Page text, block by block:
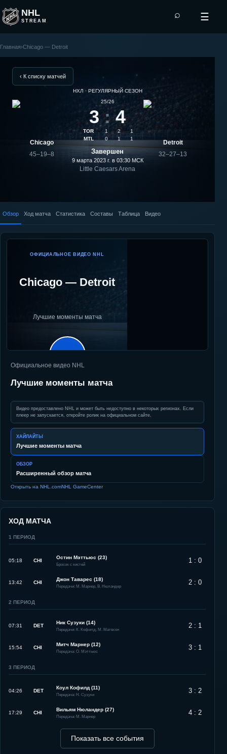
NHL
STREAM
⌕ ☰
Detroit
Chicago:
матча
Главная›Chicago — Detroit
‹ К списку матчей
Chicago
45–19–8
НХЛ · РЕГУЛЯРНЫЙ СЕЗОН
25/26
3 : 4
TOR 1 2
1
MTL
0 1 1
Завершен
9 марта 2023 г. в 03:30МСК
Little Caesars Arena
Detroit
32–27–13
Обзор Ход матча Статистика Составы Таблица Видео
ОФИЦИАЛЬНОЕ ВИДЕО NHL
Chicago — Detroit
Лучшие моменты матча
▶
Официальное видео NHL
Лучшие моменты матча
Видео предоставлено NHL и может быть недоступно в некоторых регионах. Если
плеер не запускается, откройте ролик на официальном сайте.
ХАЙЛАЙТЫ
Лучшие моменты матча
ОБЗОР
Расширенный обзор матча
Открыть на NHL.comNHL GameCenter
ХОД МАТЧА
1 ПЕРИОД
05:18 CHI
Остин Мэттьюс (23)
Бросок с кистей 1 : 0
13:42 CHI
Джон Таварес (18)
Передачи: М. Марнер, В. Нюландер 2 : 0
2 ПЕРИОД
07:31 DET
Ник Сузуки (14)
Передачи: К. Кофилд, М. Матесон 2 : 1
15:54 CHI
Митч Марнер (12)
Передача: О. Мэттьюс 3 : 1
3 ПЕРИОД
04:26 DET
Коул Кофилд (11)
Передача: Н. Сузуки 3 : 2
17:29 CHI
Вильям Нюландер (27)
Передача: М. Марнер 4 : 2
Показать все события